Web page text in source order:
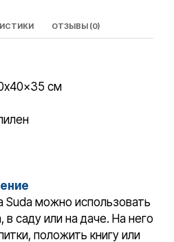
ОТЗЫВЫ (0)
см
Suda можно использовать
в саду или на даче. На него
положить книгу или